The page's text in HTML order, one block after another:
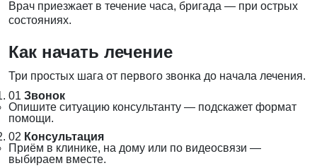
Врач приезжает в течение часа, бригада — при острых
состояниях.
Как начать лечение
Три простых шага от первого звонка до начала лечения.
01 Звонок
Опишите ситуацию консультанту — подскажет формат
помощи.
02 Консультация
Приём в клинике, на дому или по видеосвязи —
выбираем вместе.